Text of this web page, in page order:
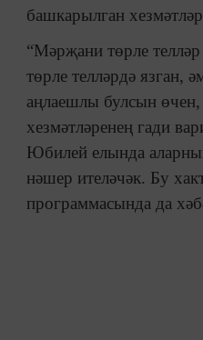
башкарылган
“Мәрҗани төрле телләр
төрле телләрдә язган,
аңлаешлы булсын
хезмәтләренең гади
Юбилей елында
нәшер ителәчәк. Бу
программасында да